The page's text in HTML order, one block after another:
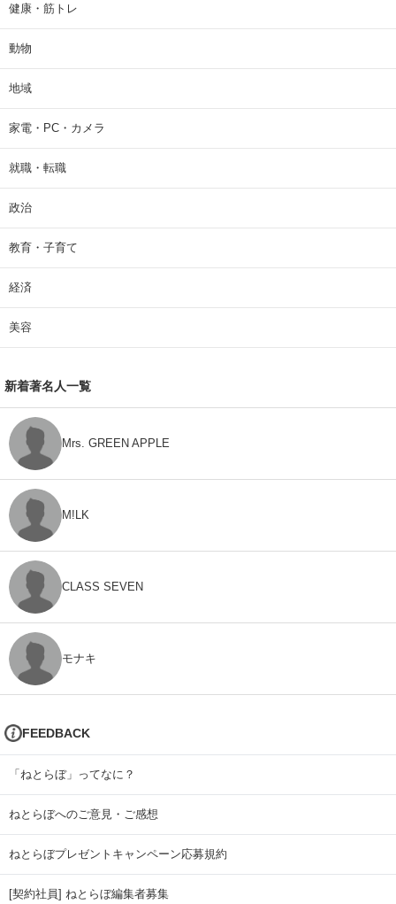
健康・筋トレ
動物
地域
家電・PC・カメラ
就職・転職
政治
教育・子育て
経済
美容
新着著名人一覧
Mrs. GREEN APPLE
M!LK
CLASS SEVEN
モナキ
FEEDBACK
「ねとらぼ」ってなに？
ねとらぼへのご意見・ご感想
ねとらぼプレゼントキャンペーン応募規約
[契約社員] ねとらぼ編集者募集